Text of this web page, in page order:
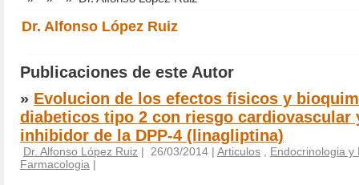
Dr. Alfonso López Ruiz
Publicaciones de este Autor
» Evolucion de los efectos fisicos y
diabeticos tipo 2 con riesgo cardiovascular
inhibidor de la DPP-4 (linagliptina)
Dr. Alfonso López Ruiz | 26/03/2014 | Articulos
Endocrinologia y
Farmacologia |